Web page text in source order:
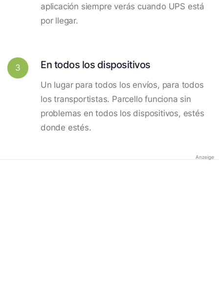
aplicación siempre verás cuando UPS está
por llegar.
3 En todos los dispositivos
Un lugar para todos los envíos, para todos
los transportistas. Parcello funciona sin
problemas en todos los dispositivos, estés
donde estés.
Anzeige